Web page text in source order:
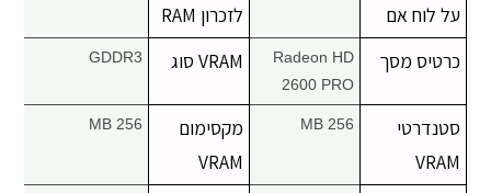
על לוח אם
לזכרון RAM
כרטיס מסך
Radeon HD
2600 PRO
VRAM סוג GDDR3
סטנדרטי
VRAM
256 MB
מקסימום
VRAM
256 MB